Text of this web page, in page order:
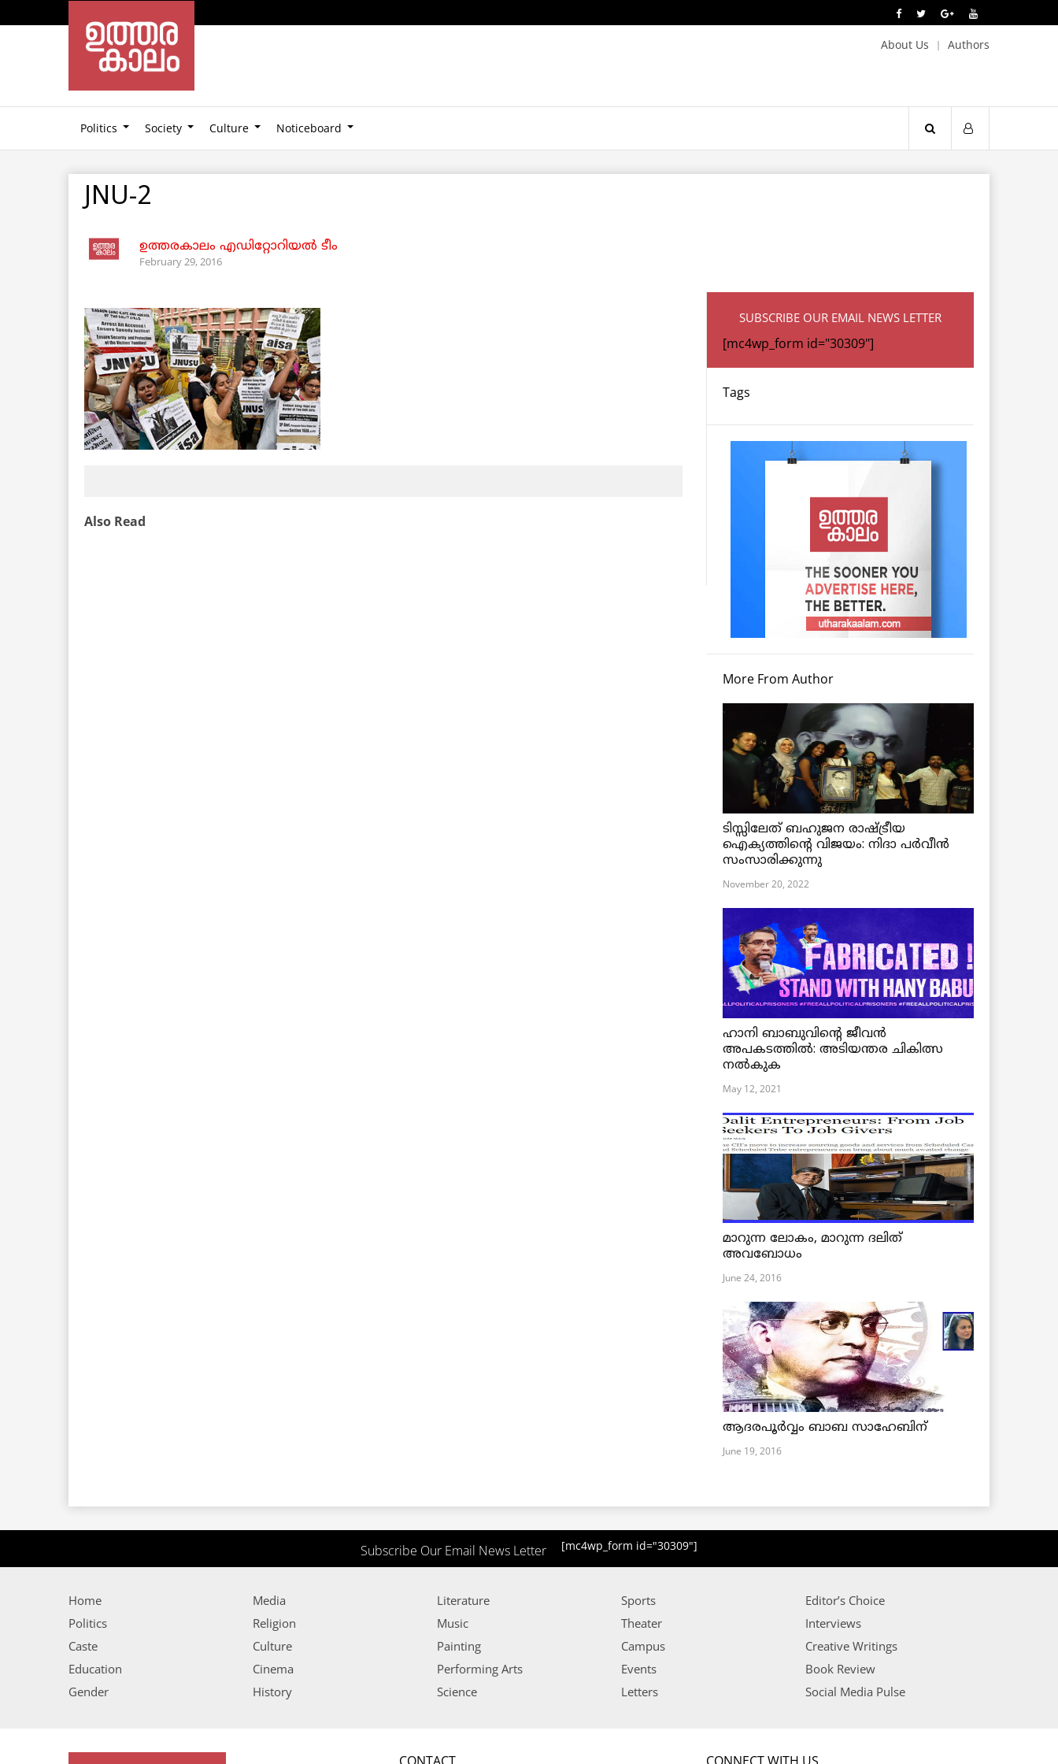
About Us Authors
Politics Society Culture Noticeboard
JNU-2
ഉത്തരകാലം എഡിറ്റോറിയല്‍ ടീം
February 29, 2016
Also Read
SUBSCRIBE OUR EMAIL NEWS LETTER
[mc4wp_form id="30309"]
Tags
More From Author
ടിസ്സിലേത് ബഹുജന രാഷ്ട്രീയ
ഐക്യത്തിന്റെ വിജയം: നിദാ പർവീൻ
സംസാരിക്കുന്നു
November 20, 2022
ഹാനി ബാബുവിന്റെ ജീവൻ
അപകടത്തിൽ: അടിയന്തര ചികിത്സ
നൽകുക
May 12, 2021
മാറുന്ന ലോകം, മാറുന്ന ദലിത്
അവബോധം
June 24, 2016
ആദരപൂര്‍വ്വം ബാബ സാഹേബിന്
June 19, 2016
Subscribe Our Email News Letter [mc4wp_form id="30309"]
Home
Politics
Caste
Education
Gender
Media
Religion
Culture
Cinema
History
Literature
Music
Painting
Performing Arts
Science
Sports
Theater
Campus
Events
Letters
Editor’s Choice
Interviews
Creative Writings
Book Review
Social Media Pulse